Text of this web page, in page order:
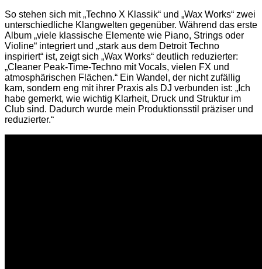
So stehen sich mit „Techno X Klassik“ und „Wax Works“ zwei
unterschiedliche Klangwelten gegenüber. Während das erste
Album „viele klassische Elemente wie Piano, Strings oder
Violine“ integriert und „stark aus dem Detroit Techno
inspiriert“ ist, zeigt sich „Wax Works“ deutlich reduzierter:
„Cleaner Peak-Time-Techno mit Vocals, vielen FX und
atmosphärischen Flächen.“ Ein Wandel, der nicht zufällig
kam, sondern eng mit ihrer Praxis als DJ verbunden ist: „Ich
habe gemerkt, wie wichtig Klarheit, Druck und Struktur im
Club sind. Dadurch wurde mein Produktionsstil präziser und
reduzierter.“